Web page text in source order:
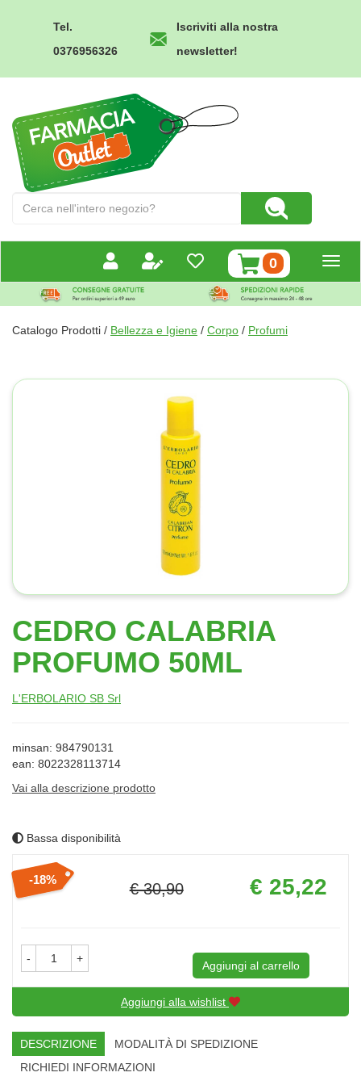
Tel.
0376956326
Iscriviti alla nostra
newsletter!
Outlet
Prodotto
Cerca Prodotto
0prodotti
inseriti
Catalogo Prodotti / Bellezza e Igiene / Corpo / Profumi
CEDRO CALABRIA
PROFUMO 50ML
L'ERBOLARIO SB Srl
minsan: 984790131
ean: 8022328113714
Vai alla descrizione prodotto
Bassa disponibilità
Sconto
18%
€ 30,90
Prezzo
scontato
€ 25,22
- +
Aggiungi al carrello
Aggiungi alla wishlist
DESCRIZIONE
MODALITÀ DI SPEDIZIONE
RICHIEDI INFORMAZIONI